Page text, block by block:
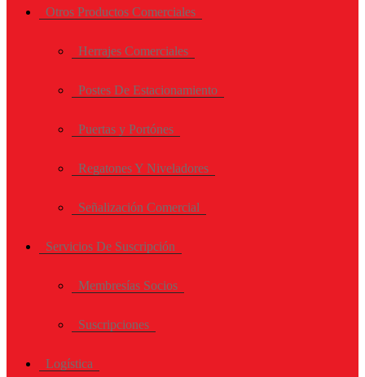
Otros Productos Comerciales
Herrajes Comerciales
Postes De Estacionamiento
Puertas y Portónes
Regatones Y Niveladores
Señalización Comercial
Servicios De Suscripción
Membresías Socios
Suscripciones
Logística